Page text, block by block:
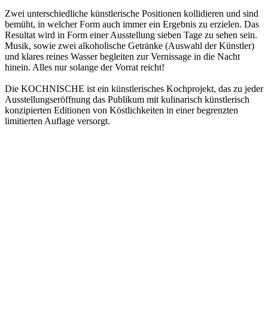
Zwei unterschiedliche künstlerische Positionen kollidieren und sind
bemüht, in welcher Form auch immer ein Ergebnis zu erzielen. Das
Resultat wird in Form einer Ausstellung sieben Tage zu sehen sein.
Musik, sowie zwei alkoholische Getränke (Auswahl der Künstler)
und klares reines Wasser begleiten zur Vernissage in die Nacht
hinein. Alles nur solange der Vorrat reicht!
Die KOCHNISCHE ist ein künstlerisches Kochprojekt, das zu jeder
Ausstellungseröffnung das Publikum mit kulinarisch künstlerisch
konzipierten Editionen von Köstlichkeiten in einer begrenzten
limitierten Auflage versorgt.